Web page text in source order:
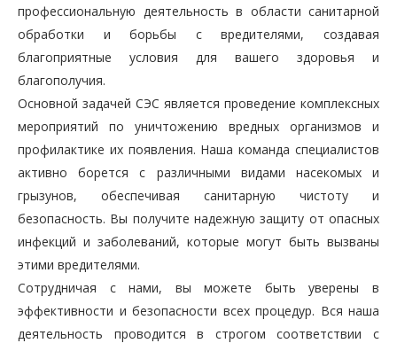
профессиональную деятельность в области санитарной
обработки и борьбы с вредителями, создавая
благоприятные условия для вашего здоровья и
благополучия.
Основной задачей СЭС является проведение комплексных
мероприятий по уничтожению вредных организмов и
профилактике их появления. Наша команда специалистов
активно борется с различными видами насекомых и
грызунов, обеспечивая санитарную чистоту и
безопасность. Вы получите надежную защиту от опасных
инфекций и заболеваний, которые могут быть вызваны
этими вредителями.
Сотрудничая с нами, вы можете быть уверены в
эффективности и безопасности всех процедур. Вся наша
деятельность проводится в строгом соответствии с